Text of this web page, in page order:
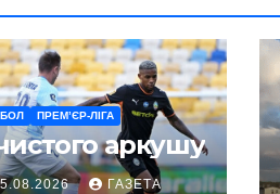
ПРЕМ’ЄР-ЛІГА
аркушу
ГАЗЕТА